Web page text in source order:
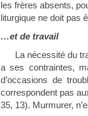
les frères absents,
liturgique ne doit pas
…et de travail
La nécessité du
a ses contraintes,
d’occasions de
correspondent pas
35, 13). Murmurer,